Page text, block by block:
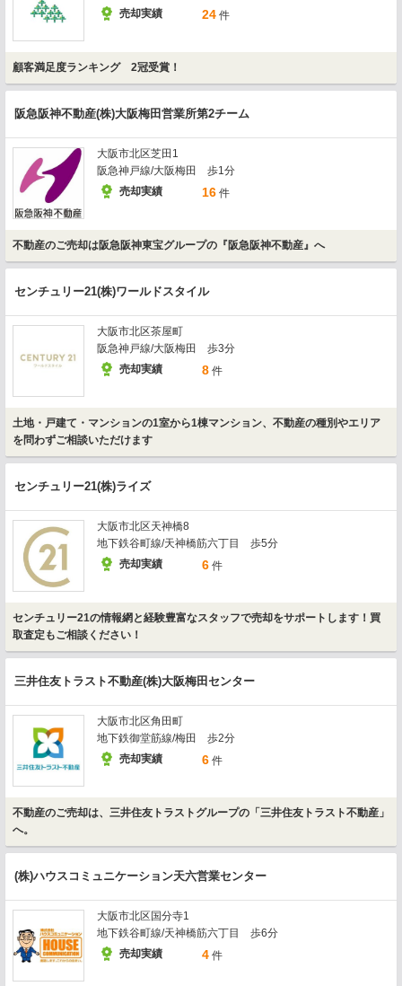
売却実績
24 件
顧客満足度ランキング 2冠受賞！
阪急阪神不動産(株)大阪梅田営業所第2チーム
大阪市北区芝田1
阪急神戸線/大阪梅田 歩1分
売却実績
16 件
不動産のご売却は阪急阪神東宝グループの『阪急阪神不動産』へ
センチュリー21(株)ワールドスタイル
大阪市北区茶屋町
阪急神戸線/大阪梅田 歩3分
売却実績
8 件
土地・戸建て・マンションの1室から1棟マンション、不動産の種別やエリア
を問わずご相談いただけます
センチュリー21(株)ライズ
大阪市北区天神橋8
地下鉄谷町線/天神橋筋六丁目 歩5分
売却実績
6 件
センチュリー21の情報網と経験豊富なスタッフで売却をサポートします！買
取査定もご相談ください！
三井住友トラスト不動産(株)大阪梅田センター
大阪市北区角田町
地下鉄御堂筋線/梅田 歩2分
売却実績
6 件
不動産のご売却は、三井住友トラストグループの「三井住友トラスト不動産」
へ。
(株)ハウスコミュニケーション天六営業センター
大阪市北区国分寺1
地下鉄谷町線/天神橋筋六丁目 歩6分
売却実績
4 件